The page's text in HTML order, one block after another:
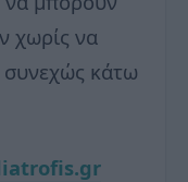
χωρίς να
συνεχώς κάτω